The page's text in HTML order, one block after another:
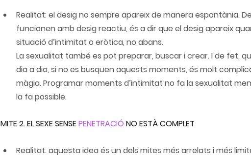
Realitat: el desig no sempre apareix de manera espontània.
funcionen amb desig reactiu, és a dir que el desig apareix
situació d’intimitat o eròtica, no abans.
La sexualitat també es pot preparar, buscar i crear. I de fet,
dia a dia, si no es busquen aquests moments, és molt
màgia. Programar moments d’intimitat no fa la sexualitat
la fa possible.
MITE 2. EL SEXE SENSE PENETRACIÓ NO ESTÀ COMPLET
Realitat: aquesta idea és un dels mites més arrelats i més